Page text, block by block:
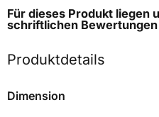
Für dieses Produkt liegen
schriftlichen Bewertungen
Produktdetails
Dimension